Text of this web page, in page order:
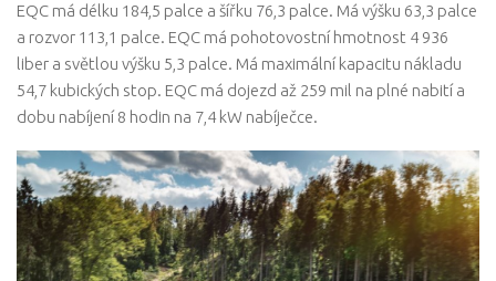
EQC má délku 184,5 palce a šířku 76,3 palce. Má výšku 63,3 palce
a rozvor 113,1 palce. EQC má pohotovostní hmotnost 4 936
liber a světlou výšku 5,3 palce. Má maximální kapacitu nákladu
54,7 kubických stop. EQC má dojezd až 259 mil na plné nabití a
dobu nabíjení 8 hodin na 7,4 kW nabíječce.